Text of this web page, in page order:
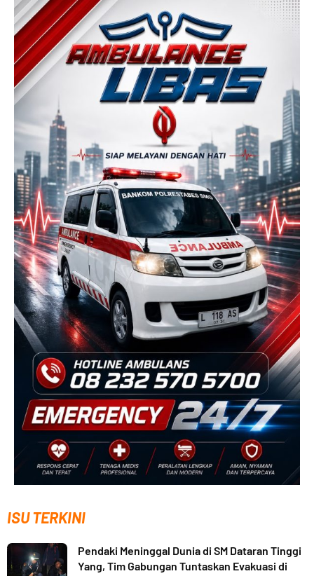
ISU TERKINI
Pendaki Meninggal Dunia di SM Dataran Tinggi
Yang, Tim Gabungan Tuntaskan Evakuasi di